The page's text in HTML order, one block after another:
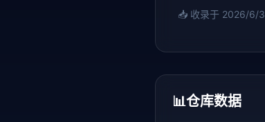
📥 收录于 2026/6/3
📊仓库数据